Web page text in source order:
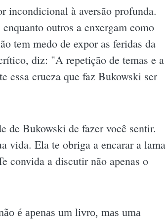
incondicional à aversão profunda.
outros a enxergam como
tem medo de expor as feridas da
diz: "A repetição de temas e a
essa crueza que faz Bukowski ser
de Bukowski de fazer você sentir.
vida. Ela te obriga a encarar a lama
convida a discutir não apenas o
é apenas um livro, mas uma